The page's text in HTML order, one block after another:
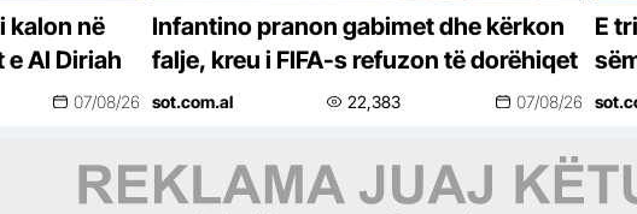
kalon në
e Al Diriah
07/08/26
Infantino pranon gabimet dhe kërkon
falje, kreu i FIFA-s refuzon të dorëhiqet
sot.com.al 22,383 07/08/26
E